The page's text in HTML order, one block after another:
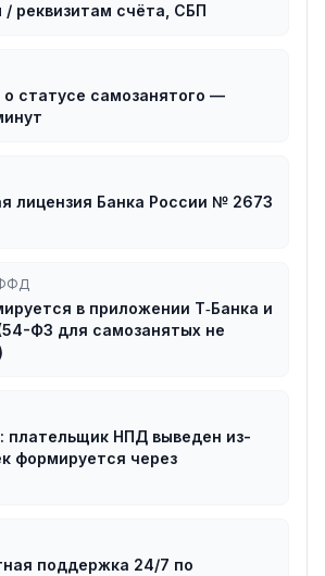
/ реквизитам счёта, СБП
статусе самозанятого —
лицензия Банка России № 2673
ФФД
в приложении Т‑Банка и
ФЗ для самозанятых не
плательщик НПД выведен из-
формируется через
поддержка 24/7 по